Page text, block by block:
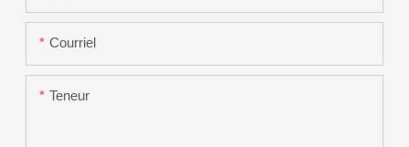
Courriel
Teneur